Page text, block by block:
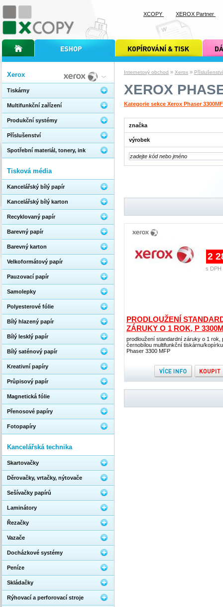
Internetový obchod » Xerox » Příslušenství
XEROX
Kategorie sekce Xerox Phaser
značka
výrobek
PRODLOUŽENÍ
ZÁRUKY O 1 ROK, P
prodloužení standardní záruky o 1 rok,
černobílou multifunkční tiskárnu/
Phaser 3300 MFP
2
s DPH
Xerox
Tiskárny
Multifunkční zařízení
Produkční systémy
Příslušenství
Spotřební materiál, tonery, ink
Tisková média
Kancelářský bílý papír
Kancelářský bílý karton
Recyklovaný papír
Barevný papír
Barevný karton
Velkoformátový papír
Pauzovací papír
Samolepky
Polyesterové fólie
Bílý hlazený papír
Bílý lesklý papír
Bílý saténový papír
Kreativní papíry
Průpisový papír
Magnetická fólie
Přenosové papíry
Fotopapíry
Kancelářská technika
Skartovačky
Děrovačky, vrtačky, nýtovače
Sešívačky papírů
Laminátory
Řezačky
Vazače
Docházkové systémy
Peníze
Skládačky
Rýhovací a perforovací stroje
úvodní stránka xcopyinternetový obchod xcopy kopírování a tisk xcopy dárkové
XCOPY XEROX Partner